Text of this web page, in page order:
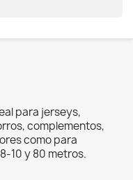
para jerseys,
complementos,
como para
10 y 80 metros.